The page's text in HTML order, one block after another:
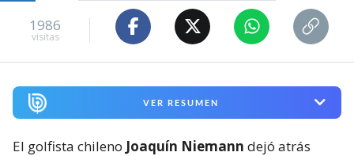
1986
visitas
VER RESUMEN
El golfista chileno Joaquín Niemann dejó atrás